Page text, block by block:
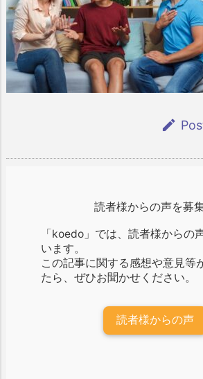

読者様からの声を募
「koedo」では、読者様からの
います。
この記事に関する感想や意見等
たら、ぜひお聞かせください。
読者様からの声